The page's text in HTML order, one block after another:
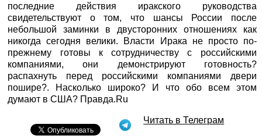
последние действия иракского руководства
свидетельствуют о том, что шансы России после
небольшой заминки в двусторонних отношениях как
никогда сегодня велики. Власти Ирака не просто по-
прежнему готовы к сотрудничеству с российскими
компаниями, они демонстрируют готовность?
распахнуть перед российскими компаниями двери
пошире?. Насколько широко? И что обо всем этом
думают в США? Правда.Ru
Читать в Телеграм